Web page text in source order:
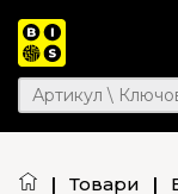
| Товари |